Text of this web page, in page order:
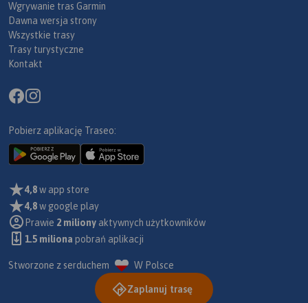
Wgrywanie tras Garmin
Dawna wersja strony
Wszystkie trasy
Trasy turystyczne
Kontakt
Pobierz aplikację Traseo:
4,8w app store
4,8w google play
Prawie 2 miliony aktywnych użytkowników
1.5 miliona pobrań aplikacji
Stworzone z serduchem W Polsce
Zaplanuj trasę